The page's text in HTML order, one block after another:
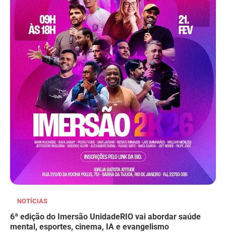
NOTÍCIAS
6ª edição do Imersão UnidadeRIO vai abordar saúde
mental, esportes, cinema, IA e evangelismo